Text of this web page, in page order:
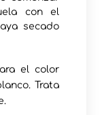
con el
secado
el color
Trata